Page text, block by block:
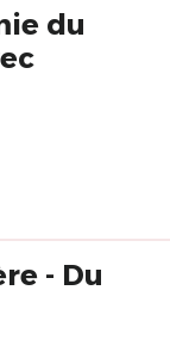
du
- Du